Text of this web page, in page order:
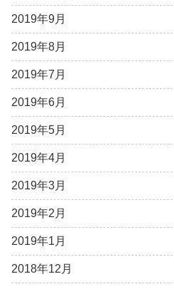
2019年9月
2019年8月
2019年7月
2019年6月
2019年5月
2019年4月
2019年3月
2019年2月
2019年1月
2018年12月